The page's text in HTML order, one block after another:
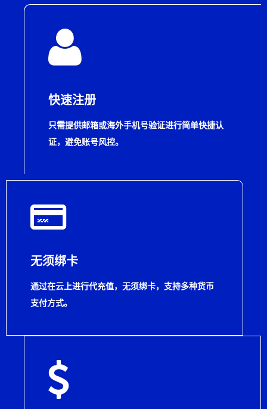
快速注册
只需提供邮箱或海外手机号验证进行简单快捷认
证，避免账号风控。
无须绑卡
通过在云上进行代充值，无须绑卡，支持多种货币
支付方式。